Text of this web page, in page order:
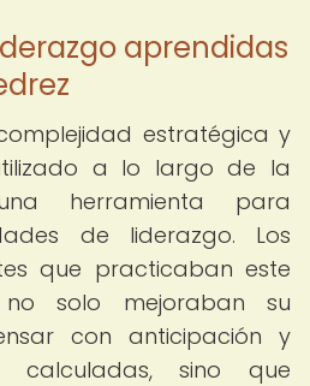
aprendidas
estratégica y
a lo largo de la
herramienta para
de liderazgo. Los
que practicaban este
solo mejoraban su
con anticipación y
calculadas, sino que